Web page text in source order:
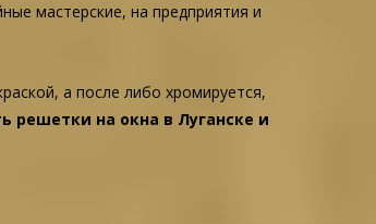
мастерские, на предприятия и
а после либо хромируется,
решетки на окна в Луганске и